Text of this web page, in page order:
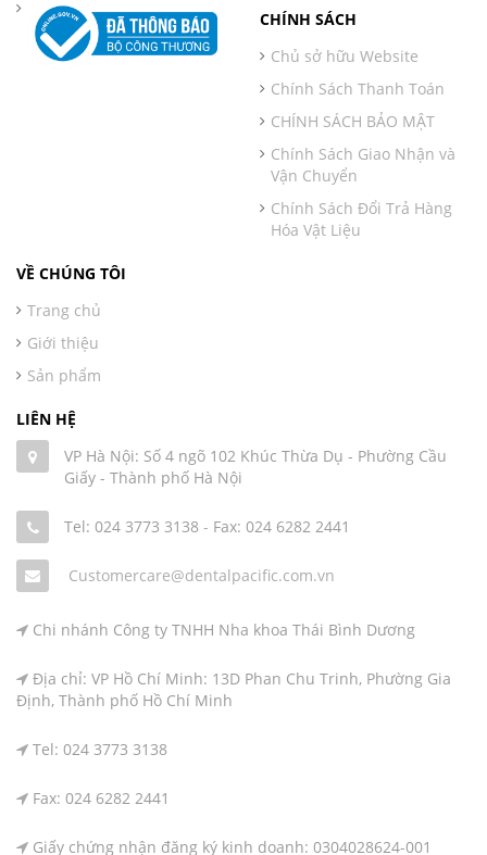
CHÍNH SÁCH
Chủ sở hữu Website
Chính Sách Thanh Toán
CHÍNH SÁCH BẢO MẬT
Chính Sách Giao Nhận và
Vận Chuyển
Chính Sách Đổi Trả Hàng
Hóa Vật Liệu
VỀ CHÚNG TÔI
Trang chủ
Giới thiệu
Sản phẩm
LIÊN HỆ
VP Hà Nội: Số 4 ngõ 102 Khúc Thừa Dụ - Phường Cầu
Giấy - Thành phố Hà Nội
Tel: 024 3773 3138 - Fax: 024 6282 2441
Customercare@dentalpacific.com.vn
Chi nhánh Công ty TNHH Nha khoa Thái Bình Dương
Địa chỉ: VP Hồ Chí Minh: 13D Phan Chu Trinh, Phường Gia
Định, Thành phố Hồ Chí Minh
Tel: 024 3773 3138
Fax: 024 6282 2441
Giấy chứng nhận đăng ký kinh doanh: 0304028624-001